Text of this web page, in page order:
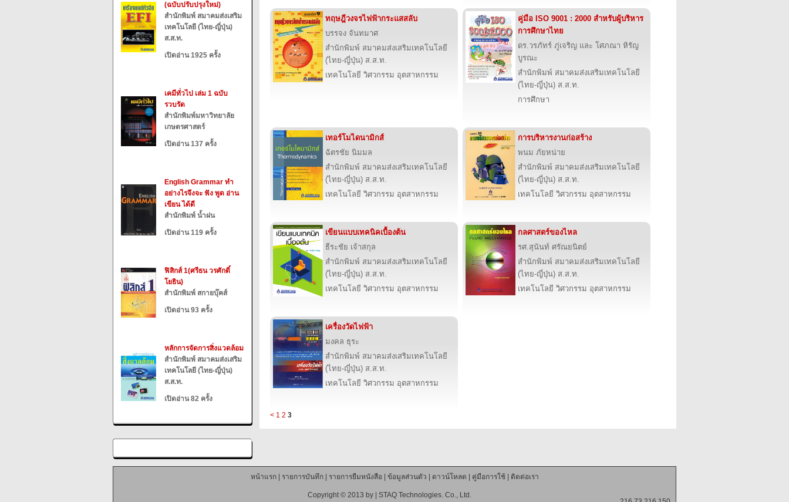
(ฉบับปรับปรุงใหม่)
สำนักพิมพ์ สมาคมส่งเสริม
เทคโนโลยี (ไทย-ญี่ปุ่น)
ส.ส.ท.
เปิดอ่าน 1925 ครั้ง
เคมีทั่วไป เล่ม 1 ฉบับ
รวบรัด
สำนักพิมพ์มหาวิทยาลัย
เกษตรศาสตร์
เปิดอ่าน 137 ครั้ง
English Grammar ทำ
อย่างไรจึงจะ ฟัง พูด อ่าน
เขียน ได้ดี
สำนักพิมพ์ น้ำฝน
เปิดอ่าน 119 ครั้ง
ฟิสิกส์ 1(ศรีธน วรศักดิ์
โยธิน)
สำนักพิมพ์ สกายบุ๊คส์
เปิดอ่าน 93 ครั้ง
หลักการจัดการสิ่งแวดล้อม
สำนักพิมพ์ สมาคมส่งเสริม
เทคโนโลยี (ไทย-ญี่ปุ่น)
ส.ส.ท.
เปิดอ่าน 82 ครั้ง
ทฤษฎีวงจรไฟฟ้ากระแสสลับ
บรรจง จันทมาศ
สำนักพิมพ์ สมาคมส่งเสริมเทคโนโลยี
(ไทย-ญี่ปุ่น) ส.ส.ท.
เทคโนโลยี วิศวกรรม อุตสาหกรรม
คู่มือ ISO 9001 : 2000 สำหรับผู้บริหาร
การศึกษาไทย
ดร.วรภัทร์ ภู่เจริญ และ โศภณา หิรัญ
บูรณะ
สำนักพิมพ์ สมาคมส่งเสริมเทคโนโลยี
(ไทย-ญี่ปุ่น) ส.ส.ท.
การศึกษา
เทอร์โมไดนามิกส์
ฉัตรชัย นิมมล
สำนักพิมพ์ สมาคมส่งเสริมเทคโนโลยี
(ไทย-ญี่ปุ่น) ส.ส.ท.
เทคโนโลยี วิศวกรรม อุตสาหกรรม
การบริหารงานก่อสร้าง
พนม ภัยหน่าย
สำนักพิมพ์ สมาคมส่งเสริมเทคโนโลยี
(ไทย-ญี่ปุ่น) ส.ส.ท.
เทคโนโลยี วิศวกรรม อุตสาหกรรม
เขียนแบบเทคนิคเบื้องต้น
ธีระชัย เจ้าสกุล
สำนักพิมพ์ สมาคมส่งเสริมเทคโนโลยี
(ไทย-ญี่ปุ่น) ส.ส.ท.
เทคโนโลยี วิศวกรรม อุตสาหกรรม
กลศาสตร์ของไหล
รศ.สุนันท์ ศรัณยนิตย์
สำนักพิมพ์ สมาคมส่งเสริมเทคโนโลยี
(ไทย-ญี่ปุ่น) ส.ส.ท.
เทคโนโลยี วิศวกรรม อุตสาหกรรม
เครื่องวัดไฟฟ้า
มงคล ธุระ
สำนักพิมพ์ สมาคมส่งเสริมเทคโนโลยี
(ไทย-ญี่ปุ่น) ส.ส.ท.
เทคโนโลยี วิศวกรรม อุตสาหกรรม
< 1 2 3
หน้าแรก| รายการบันทึก| รายการยืมหนังสือ ข้อมูลส่วนตัว ดาวน์โหลด คู่มือการใช้| ติดต่อเรา
Copyright © 2013 by | STAQ Technologies. Co., Ltd.